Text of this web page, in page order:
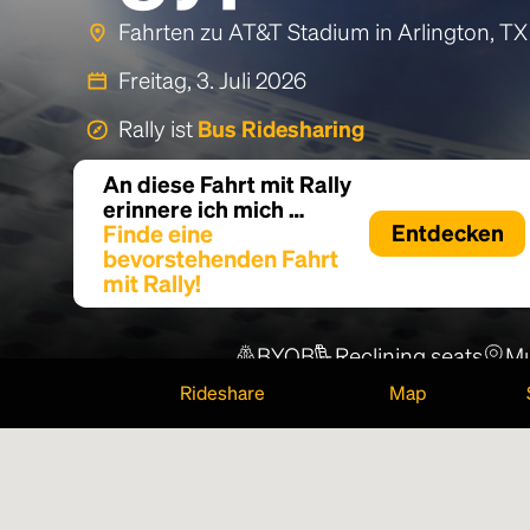
Fahrten zu AT&T Stadium in Arlington, TX
Freitag, 3. Juli 2026
Rally ist Bus Ridesharing
An diese Fahrt mit Rally
erinnere ich mich …
Finde eine
bevorstehenden Fahrt
mit Rally!
Entdecken
BYOB Reclining seats
Rideshare Map